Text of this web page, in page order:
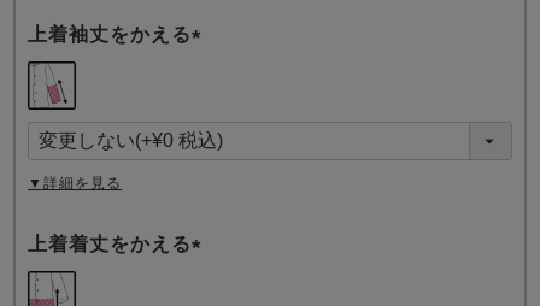
上着袖丈をかえる
須
)
▼詳細を見る
上着着丈をかえる